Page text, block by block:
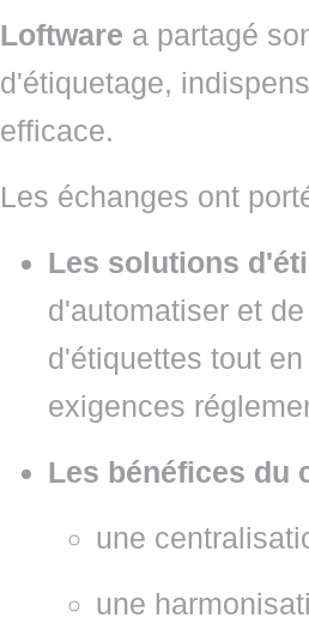
Loftware a partagé
d'étiquetage,
efficace.
Les échanges ont
Les solutions
d'automatiser et
d'étiquettes tout
exigences
Les bénéfices du
une
une